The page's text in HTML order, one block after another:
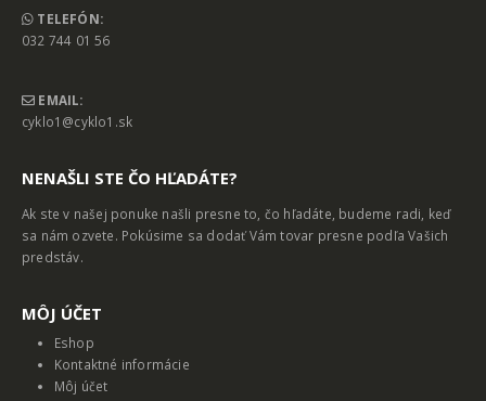
TELEFÓN:
032 744 01 56
EMAIL:
cyklo1@cyklo1.sk
NENAŠLI STE ČO HĽADÁTE?
Ak ste v našej ponuke našli presne to, čo hľadáte, budeme radi, keď
sa nám ozvete. Pokúsime sa dodať Vám tovar presne podľa Vašich
predstáv.
MȎJ ÚČET
Eshop
Kontaktné informácie
Môj účet